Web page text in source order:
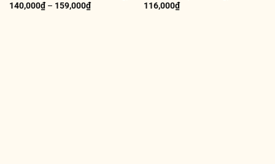
140,000₫– 159,000₫
116,000₫